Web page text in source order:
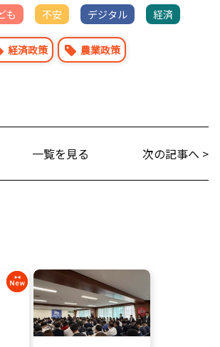
も 不安 デジタル 経済
経済政策 農業政策
一覧を見る 次の記事へ >